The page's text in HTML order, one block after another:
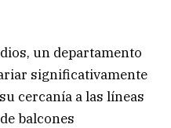
un departamento
significativamente
cercanía a las líneas
balcones